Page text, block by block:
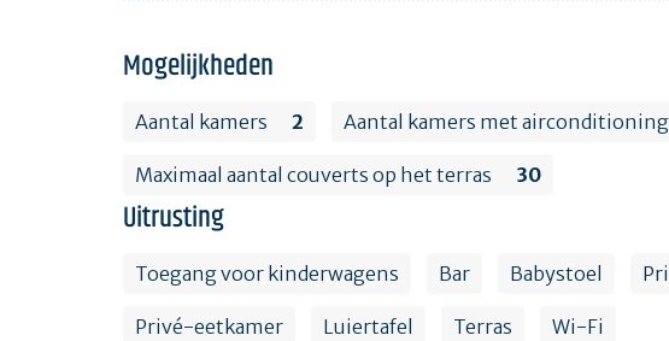
Mogelijkheden
Aantal kamers 2 Aantal kamers met airconditioning
Maximaal aantal couverts op het terras 30
Uitrusting
Toegang voor kinderwagens Bar Babystoel
Privé-eetkamer Luiertafel Terras Wi-Fi